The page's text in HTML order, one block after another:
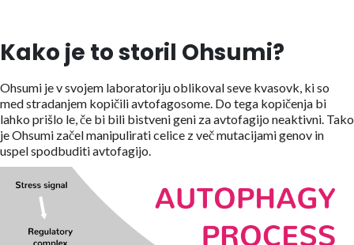
Kako je to storil Ohsumi?
Ohsumi je v svojem laboratoriju oblikoval seve kvasovk, ki so
med stradanjem kopičili avtofagosome. Do tega kopičenja bi
lahko prišlo le, če bi bili bistveni geni za avtofagijo neaktivni. Tako
je Ohsumi začel manipulirati celice z več mutacijami genov in
uspel spodbuditi avtofagijo.